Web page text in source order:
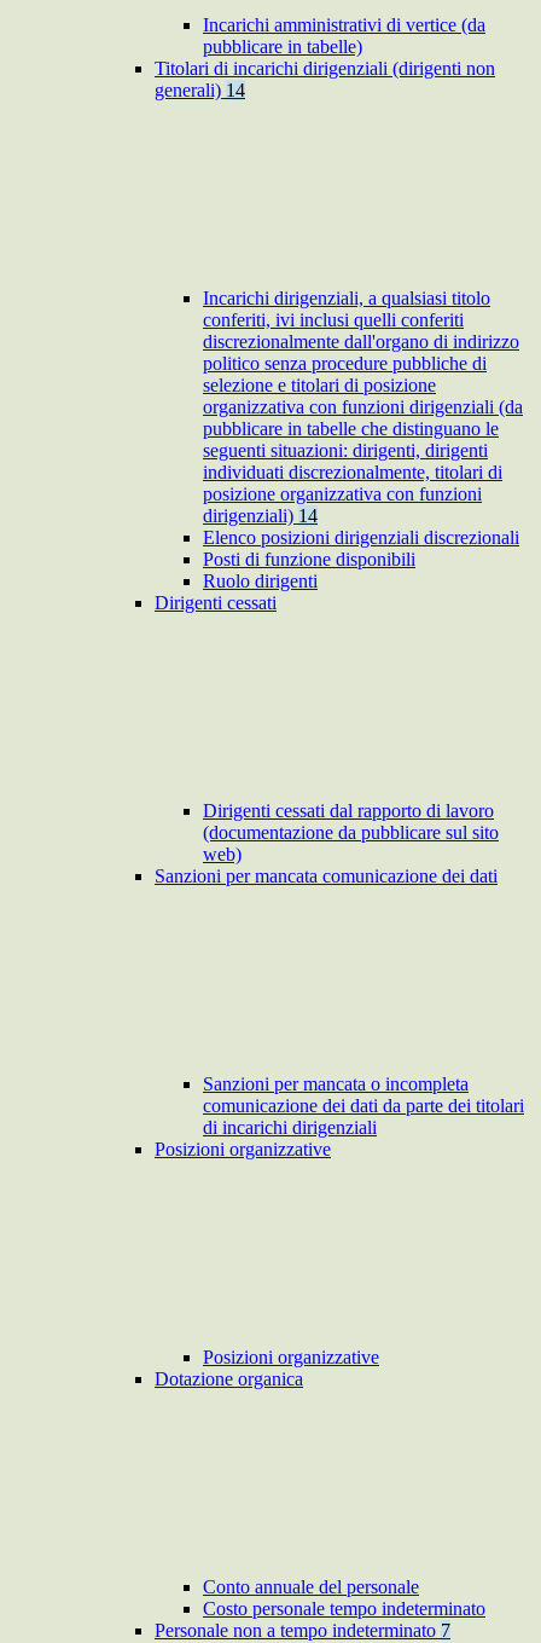
Incarichi amministrativi di vertice (da
pubblicare in tabelle)
Titolari di incarichi dirigenziali (dirigenti non
generali) 14
Incarichi dirigenziali, a qualsiasi titolo
conferiti, ivi inclusi quelli conferiti
discrezionalmente dall'organo di indirizzo
politico senza procedure pubbliche di
selezione e titolari di posizione
organizzativa con funzioni dirigenziali (da
pubblicare in tabelle che distinguano le
seguenti situazioni: dirigenti, dirigenti
individuati discrezionalmente, titolari di
posizione organizzativa con funzioni
dirigenziali) 14
Elenco posizioni dirigenziali discrezionali
Posti di funzione disponibili
Ruolo dirigenti
Dirigenti cessati
Dirigenti cessati dal rapporto di lavoro
(documentazione da pubblicare sul sito
web)
Sanzioni per mancata comunicazione dei dati
Sanzioni per mancata o incompleta
comunicazione dei dati da parte dei titolari
di incarichi dirigenziali
Posizioni organizzative
Posizioni organizzative
Dotazione organica
Conto annuale del personale
Costo personale tempo indeterminato
Personale non a tempo indeterminato 7